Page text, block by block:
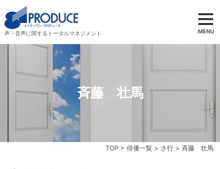
声・音声に関するトータルマネジメント MENU
TOP> 俳優一覧 > さ行> 斉藤 壮馬
斉藤 壮馬